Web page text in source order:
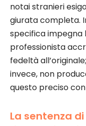
notai stranieri
giurata completa.
specifica impegna
professionista
fedeltà
invece, non
questo preciso
La sentenza